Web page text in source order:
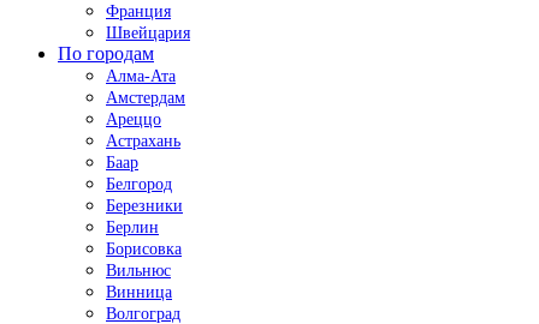
Франция
Швейцария
По городам
Алма-Ата
Амстердам
Ареццо
Астрахань
Баар
Белгород
Березники
Берлин
Борисовка
Вильнюс
Винница
Волгоград